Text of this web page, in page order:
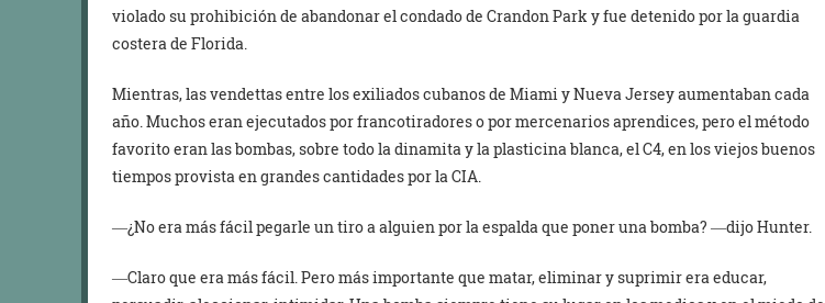
violado su prohibición de abandonar el condado de Crandon Park y fue detenido por la guardia
costera de Florida.
Mientras, las vendettas entre los exiliados cubanos de Miami y Nueva Jersey aumentaban cada
año. Muchos eran ejecutados por francotiradores o por mercenarios aprendices, pero el método
favorito eran las bombas, sobre todo la dinamita y la plasticina blanca, el C4, en los viejos buenos
tiempos provista en grandes cantidades por la CIA.
―¿No era más fácil pegarle un tiro a alguien por la espalda que poner una bomba? ―dijo Hunter.
―Claro que era más fácil. Pero más importante que matar, eliminar y suprimir era educar,